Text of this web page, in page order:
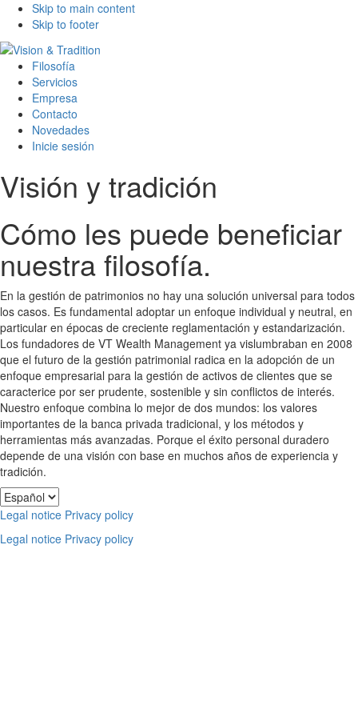
Skip to main content
Skip to footer
Filosofía
Servicios
Empresa
Contacto
Novedades
Inicie sesión
Visión y tradición
Cómo les puede beneficiar
nuestra filosofía.
En la gestión de patrimonios no hay una solución universal para todos
los casos. Es fundamental adoptar un enfoque individual y neutral, en
particular en épocas de creciente reglamentación y estandarización.
Los fundadores de VT Wealth Management ya vislumbraban en 2008
que el futuro de la gestión patrimonial radica en la adopción de un
enfoque empresarial para la gestión de activos de clientes que se
caracterice por ser prudente, sostenible y sin conflictos de interés.
Nuestro enfoque combina lo mejor de dos mundos: los valores
importantes de la banca privada tradicional, y los métodos y
herramientas más avanzadas. Porque el éxito personal duradero
depende de una visión con base en muchos años de experiencia y
tradición.
Footer
Elegir
un
idioma
Legal notice Privacy policy
Legal notice Privacy policy